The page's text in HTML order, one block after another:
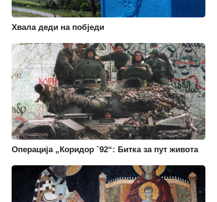
Хвала деди на побједи
Операција „Коридор `92“: Битка за пут живота